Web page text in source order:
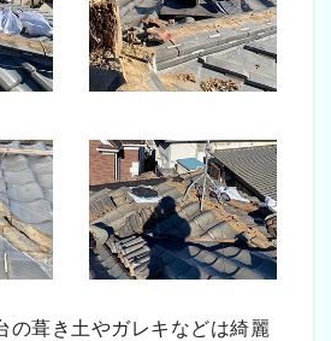
の葺き土やガレキなどは綺麗